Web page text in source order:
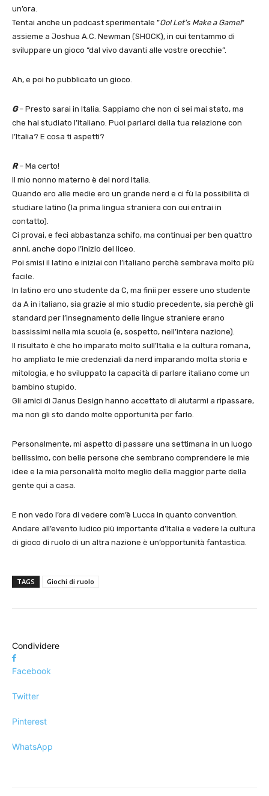
un’ora.
Tentai anche un podcast sperimentale ”Oo! Let's Make a Game!“
assieme a Joshua A.C. Newman (SHOCK), in cui tentammo di
sviluppare un gioco “dal vivo davanti alle vostre orecchie”.
Ah, e poi ho pubblicato un gioco.
G– Presto sarai in Italia. Sappiamo che non ci sei mai stato, ma
che hai studiato l’italiano. Puoi parlarci della tua relazione con
l’Italia? E cosa ti aspetti?
R– Ma certo!
Il mio nonno materno è del nord Italia.
Quando ero alle medie ero un grande nerd e ci fù la possibilità di
studiare latino (la prima lingua straniera con cui entrai in
contatto).
Ci provai, e feci abbastanza schifo, ma continuai per ben quattro
anni, anche dopo l’inizio del liceo.
Poi smisi il latino e iniziai con l’italiano perchè sembrava molto più
facile.
In latino ero uno studente da C, ma finii per essere uno studente
da A in italiano, sia grazie al mio studio precedente, sia perchè gli
standard per l’insegnamento delle lingue straniere erano
bassissimi nella mia scuola (e, sospetto, nell’intera nazione).
Il risultato è che ho imparato molto sull’Italia e la cultura romana,
ho ampliato le mie credenziali da nerd imparando molta storia e
mitologia, e ho sviluppato la capacità di parlare italiano come un
bambino stupido.
Gli amici di Janus Design hanno accettato di aiutarmi a ripassare,
ma non gli sto dando molte opportunità per farlo.
Personalmente, mi aspetto di passare una settimana in un luogo
bellissimo, con belle persone che sembrano comprendere le mie
idee e la mia personalità molto meglio della maggior parte della
gente qui a casa.
E non vedo l’ora di vedere com’è Lucca in quanto convention.
Andare all’evento ludico più importante d’Italia e vedere la cultura
di gioco di ruolo di un altra nazione è un’opportunità fantastica.
TAGS Giochi di ruolo
Condividere
Facebook
Twitter
Pinterest
WhatsApp